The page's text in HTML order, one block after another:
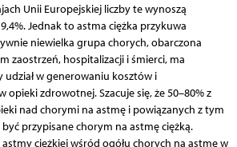
Unii Europejskiej liczby te wynoszą
Jednak to astma ciężka przykuwa
niewielka grupa chorych, obarczona
zaostrzeń, hospitalizacji i śmierci, ma
w generowaniu kosztów i
opieki zdrowotnej. Szacuje się, że 50–80% z
nad chorymi na astmę i powiązanych z tym
przypisane chorym na astmę ciężką.
ciężkiej wśród ogółu chorych na astmę w